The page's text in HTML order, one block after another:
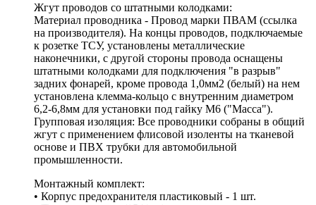
Жгут проводов со штатными колодками:
Материал проводника - Провод марки ПВАМ (ссылка
на производителя). На концы проводов, подключаемые
к розетке ТСУ, установлены металлические
наконечники, с другой стороны провода оснащены
штатными колодками для подключения "в разрыв"
задних фонарей, кроме провода 1,0мм2 (белый) на нем
установлена клемма-кольцо с внутренним диаметром
6,2-6,8мм для установки под гайку М6 ("Масса").
Групповая изоляция: Все проводники собраны в общий
жгут с применением флисовой изоленты на тканевой
основе и ПВХ трубки для автомобильной
промышленности.
Монтажный комплект:
• Корпус предохранителя пластиковый - 1 шт.